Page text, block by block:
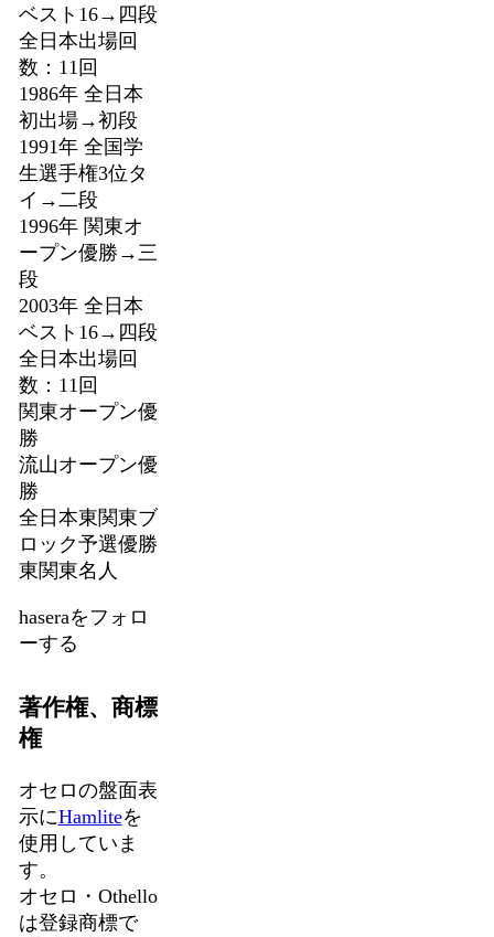
ベスト16→四段
全日本出場回
数：11回
1986年 全日本
初出場→初段
1991年 全国学
生選手権3位タ
イ→二段
1996年 関東オ
ープン優勝→三
段
2003年 全日本
ベスト16→四段
全日本出場回
数：11回
関東オープン優
勝
流山オープン優
勝
全日本東関東ブ
ロック予選優勝
東関東名人
haseraをフォロ
ーする
著作権、商標
権
オセロの盤面表
示にHamliteを
使用していま
す。
オセロ・Othello
は登録商標で